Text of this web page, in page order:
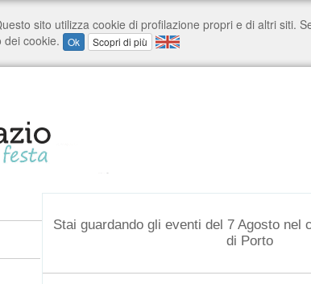
Stai guardando gli eventi del 7 Agosto nel
di Porto